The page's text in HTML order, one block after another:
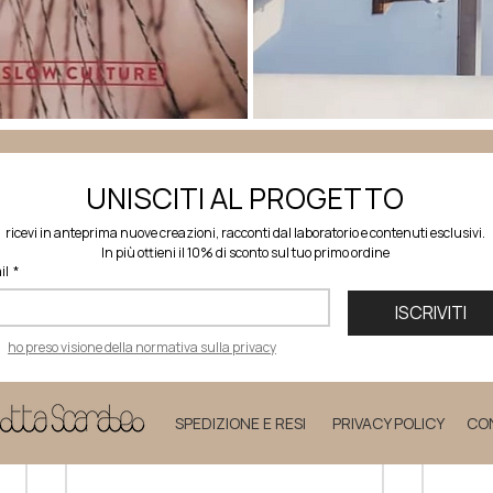
realizzata con cima nautica nera, cima in cotone
UNISCITI AL PROGETTO
ricevi in anteprima nuove creazioni, racconti dal laboratorio e contenuti esclusivi.
In più ottieni il 10% di sconto sul tuo primo ordine
*
ISCRIVITI
ho preso visione della normativa sulla privacy
SPEDIZIONE E RESI PRIVACY POLICY